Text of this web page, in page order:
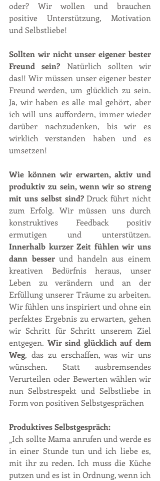
oder? Wir wollen und brauchen
positive Unterstützung, Motivation
und Selbstliebe!
Sollten wir nicht unser eigener bester
Freund sein? Natürlich sollten wir
das!! Wir müssen unser eigener bester
Freund werden, um glücklich zu sein.
Ja, wir haben es alle mal gehört, aber
ich will uns auffordern, immer wieder
darüber nachzudenken, bis wir es
wirklich verstanden haben und es
umsetzen!
Wie können wir erwarten, aktiv und
produktiv zu sein, wenn wir so streng
mit uns selbst sind? Druck führt nicht
zum Erfolg. Wir müssen uns durch
konstruktives Feedback positiv
Innerhalb kurzer Zeit fühlen wir uns
dann besser und handeln aus einem
kreativen Bedϋrfnis heraus, unser
Leben zu verändern und an der
Erfüllung unserer Träume zu arbeiten.
Wir fühlen uns inspiriert und ohne ein
perfektes Ergebnis zu erwarten, gehen
wir Schritt für Schritt unserem Ziel
entgegen. Wir sind glücklich auf dem
Weg, das zu erschaffen, was wir uns
wünschen. Statt ausbremsendes
Verurteilen oder Bewerten wählen wir
nun Selbstrespekt und Selbstliebe in
Form von positiven Selbstgesprächen
Produktives Selbstgespräch:
„Ich sollte Mama anrufen und werde es
in einer Stunde tun und ich liebe es,
mit ihr zu reden. Ich muss die Küche
putzen und es ist in Ordnung, wenn ich